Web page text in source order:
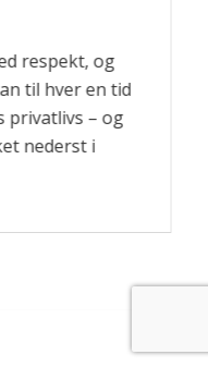
respekt, og
til hver en tid
privatlivs – og
nederst i